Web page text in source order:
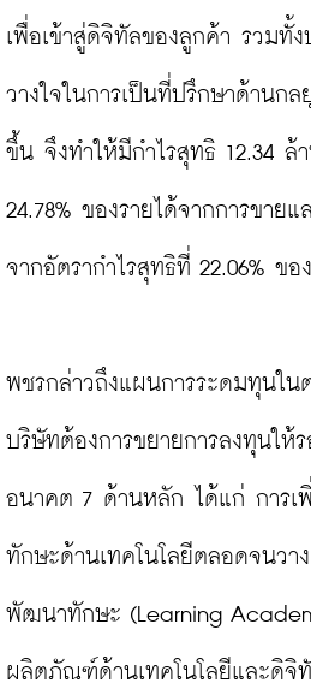
เพื่อเข้าสู่ดิจิทัลของลูกค้า รวมทั้ง
วางใจในการเป็นที่ปรึกษาด้านก
ขึ้น จึงทำให้มีกำไรสุทธิ 12.34 ล้
24.78% ของรายได้จากการขาย
จากอัตรากำไรสุทธิที่ 22.06% ขอ
พชรกล่าวถึงแผนการระดมทุนใน
บริษัทต้องการขยายการลงทุนให้
อนาคต 7 ด้านหลัก ได้แก่ การเ
ทักษะด้านเทคโนโลยีตลอดจนว
พัฒนาทักษะ (Learning
ผลิตภัณฑ์ด้านเทคโนโลยีและดิจิทั